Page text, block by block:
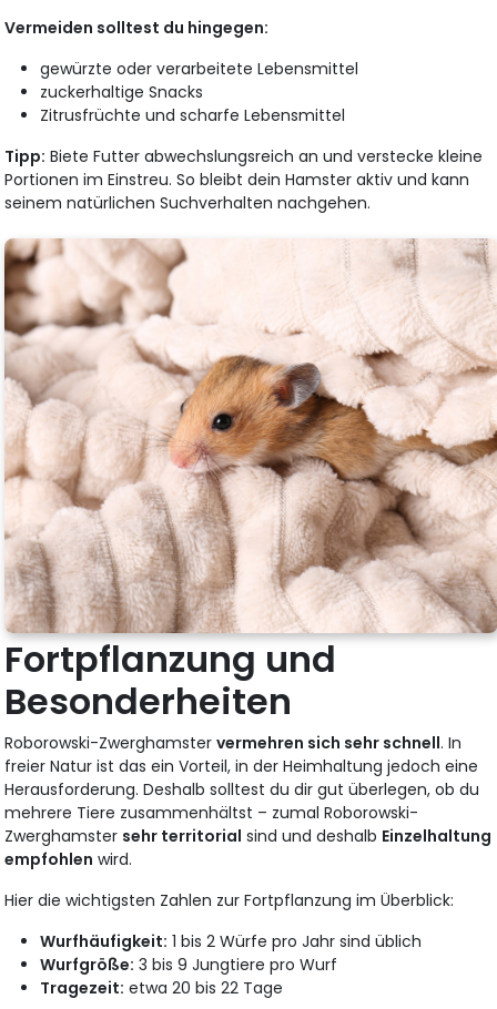
Vermeiden solltest du hingegen:
gewürzte oder verarbeitete Lebensmittel
zuckerhaltige Snacks
Zitrusfrüchte und scharfe Lebensmittel
Tipp: Biete Futter abwechslungsreich an und verstecke kleine
Portionen im Einstreu. So bleibt dein Hamster aktiv und kann
seinem natürlichen Suchverhalten nachgehen.
Fortpflanzung und
Besonderheiten
Roborowski-Zwerghamstervermehren sich sehr schnell. In
freier Natur ist das ein Vorteil, in der Heimhaltung jedoch eine
Herausforderung. Deshalb solltest du dir gut überlegen, ob du
mehrere Tiere zusammenhältst – zumal Roborowski-
Zwerghamster sehr territorial sind und deshalb Einzelhaltung
empfohlen wird.
Hier die wichtigsten Zahlen zur Fortpflanzung im Überblick:
Wurfhäufigkeit: 1 bis 2 Würfe pro Jahr sind üblich
Wurfgröße: 3 bis 9 Jungtiere pro Wurf
Tragezeit: etwa 20 bis 22 Tage